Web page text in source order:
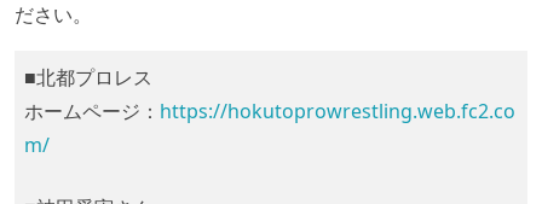
ださい。
■北都プロレス
ホームページ： https://hokutoprowrestling.web.fc2.co
m/